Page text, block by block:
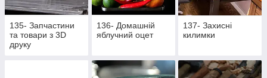
135- Запчастини
та товари з 3D
друку
136- Домашній
яблучний оцет
137- Захисні
килимки